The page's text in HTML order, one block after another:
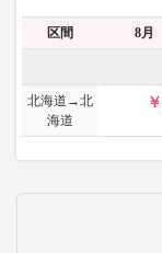
区間 8月
北海道→北
海道